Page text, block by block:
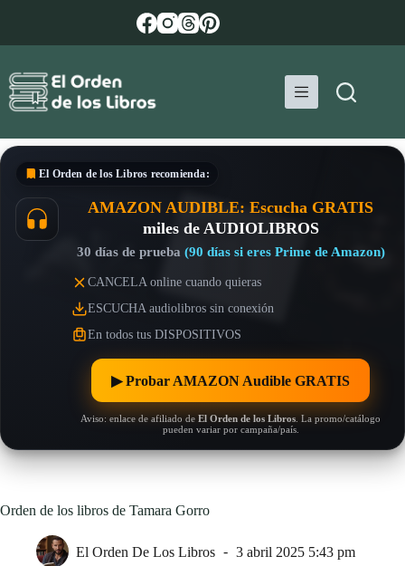
El Orden de los Libros recomienda:
AMAZON AUDIBLE: Escucha GRATIS
miles de AUDIOLIBROS
30 días de prueba (90 días si eres Prime de Amazon)
CANCELA online cuando quieras
ESCUCHA audiolibros sin conexión
En todos tus DISPOSITIVOS
▶︎ Probar AMAZON Audible GRATIS
Aviso: enlace de afiliado de El Orden de los Libros . La promo/catálogo
pueden variar por campaña/país.
Orden de los libros de Tamara Gorro
El Orden De Los Libros 3 abril 2025 5:43 pm